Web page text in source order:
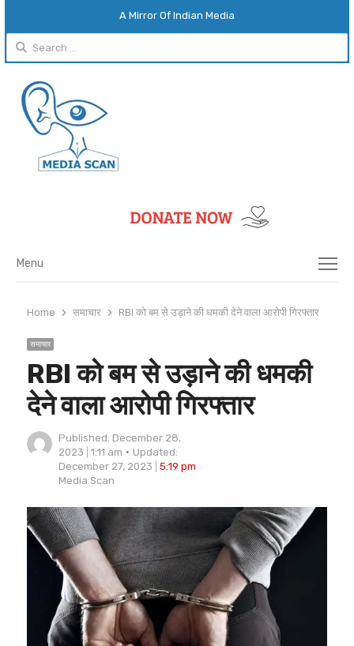
A Mirror Of Indian Media
Search
for:
Menu
Menu
Home समाचार RBI को बम से उड़ाने की धमकी देने वाला आरोपी गिरफ्तार
समाचार
RBI को बम से उड़ाने की धमकी
देने वाला आरोपी गिरफ्तार
Published: December 28,
2023
1:11 am
Updated:
December 27, 2023
5:19 pm
Author
Media Scan